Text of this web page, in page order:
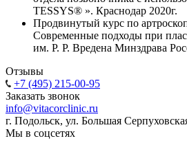
TESSYS® ». Краснодар 2020г.
Продвинутый курс по
Современные подходы при
им. Р. Р. Вредена Минздрава
Отзывы
+7 (495) 215-00-95
Заказать звонок
info@vitacorclinic.ru
г. Подольск, ул. Большая
Мы в соцсетях